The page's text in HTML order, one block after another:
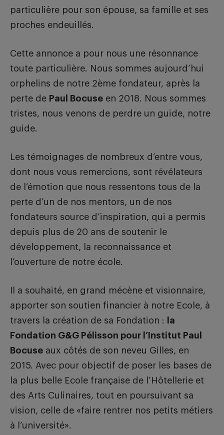
particulière pour son épouse, sa famille et ses
proches endeuillés.
Cette annonce a pour nous une résonnance
toute particulière. Nous sommes aujourd’hui
orphelins de notre 2ème fondateur, après la
perte de Paul Bocuse en 2018. Nous sommes
tristes, nous venons de perdre un guide, notre
guide.
Les témoignages de nombreux d’entre vous,
dont nous vous remercions, sont révélateurs
de l’émotion que nous ressentons tous de la
perte d’un de nos mentors, un de nos
fondateurs source d’inspiration, qui a permis
depuis plus de 20 ans de soutenir le
développement, la reconnaissance et
l’ouverture de notre école.
Il a souhaité, en grand mécène et visionnaire,
apporter son soutien financier à notre Ecole, à
travers la création de sa Fondation :
la
Fondation G&G Pélisson pour l’Institut Paul
Bocuse aux côtés de son neveu Gilles, en
2015. Avec pour objectif de poser les bases de
la plus belle Ecole française de l’Hôtellerie et
des Arts Culinaires, tout en poursuivant sa
vision, celle de «faire rentrer nos petits métiers
à l’université».